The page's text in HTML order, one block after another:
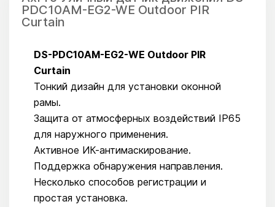
PDC10AM-EG2-WE Outdoor PIR
Curtain
DS-PDC10AM-EG2-WE Outdoor PIR
Curtain
Тонкий дизайн для установки оконной
рамы.
Защита от атмосферных воздействий IP65
для наружного применения.
Активное ИК-антимаскирование.
Поддержка обнаружения направления.
Несколько способов регистрации и
простая установка.